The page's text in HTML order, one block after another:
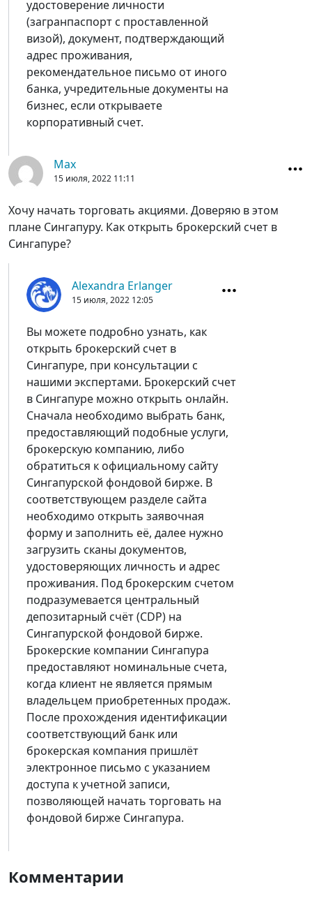
удостоверение личности
(загранпаспорт с проставленной
визой), документ, подтверждающий
адрес проживания,
рекомендательное письмо от иного
банка, учредительные документы на
бизнес, если открываете
корпоративный счет.
Max
15 июля, 2022 11:11
Хочу начать торговать акциями. Доверяю в этом
плане Сингапуру. Как открыть брокерский счет в
Сингапуре?
Alexandra Erlanger
15 июля, 2022 12:05
Вы можете подробно узнать, как
открыть брокерский счет в
Сингапуре, при консультации с
нашими экспертами. Брокерский счет
в Сингапуре можно открыть онлайн.
Сначала необходимо выбрать банк,
предоставляющий подобные услуги,
брокерскую компанию, либо
обратиться к официальному сайту
Сингапурской фондовой бирже. В
соответствующем разделе сайта
необходимо открыть заявочная
форму и заполнить её, далее нужно
загрузить сканы документов,
удостоверяющих личность и адрес
проживания. Под брокерским счетом
подразумевается центральный
депозитарный счёт (CDP) на
Сингапурской фондовой бирже.
Брокерские компании Сингапура
предоставляют номинальные счета,
когда клиент не является прямым
владельцем приобретенных продаж.
После прохождения идентификации
соответствующий банк или
брокерская компания пришлёт
электронное письмо с указанием
доступа к учетной записи,
позволяющей начать торговать на
фондовой бирже Сингапура.
Комментарии